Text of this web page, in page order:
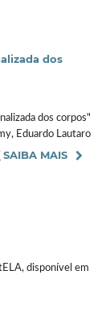
dos
dos corpos"
Eduardo Lautaro
SAIBA MAIS
disponível em